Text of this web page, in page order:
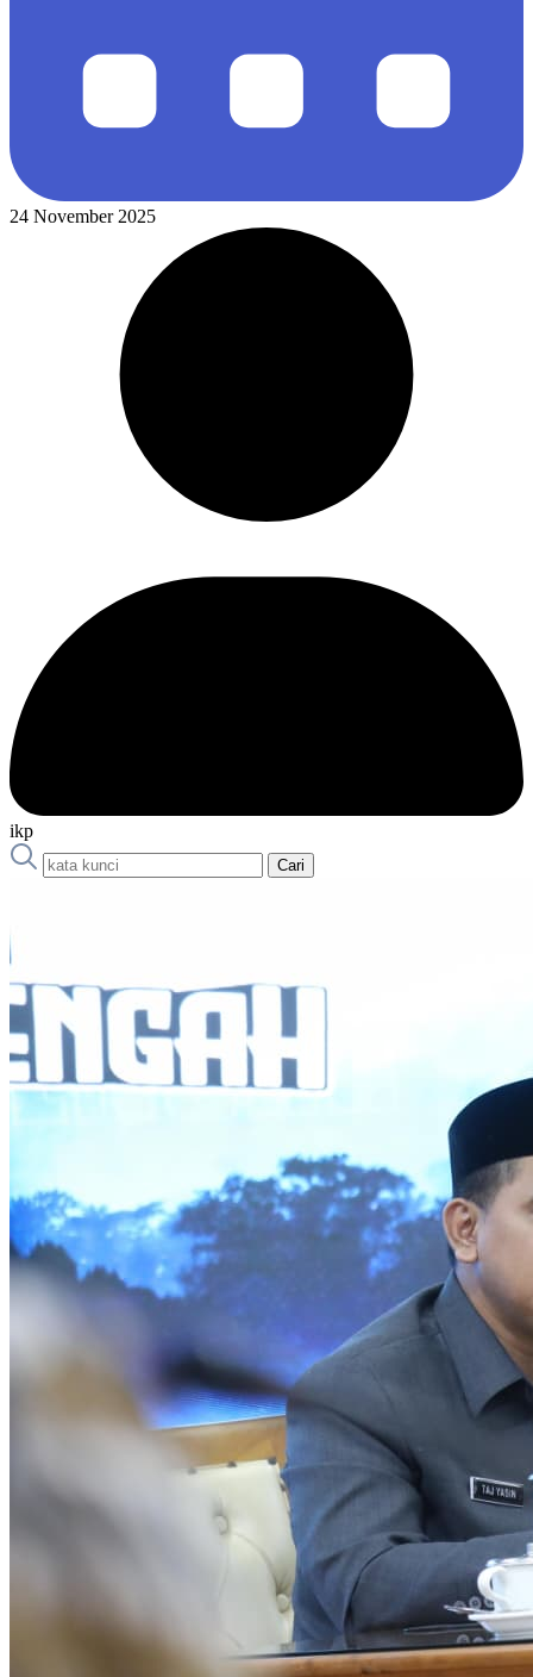
24 November 2025
ikp
Cari